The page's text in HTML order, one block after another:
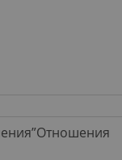
Отношения